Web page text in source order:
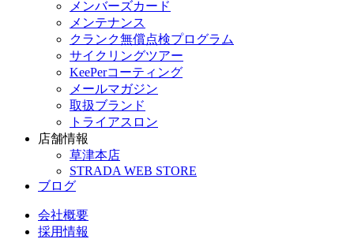
メンバーズカード
メンテナンス
クランク無償点検プログラム
サイクリングツアー
KeePerコーティング
メールマガジン
取扱ブランド
トライアスロン
店舗情報
草津本店
STRADA WEB STORE
ブログ
会社概要
採用情報